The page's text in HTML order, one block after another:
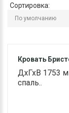
Сортировка:
Кровать
ДхГхВ 1753
спаль..